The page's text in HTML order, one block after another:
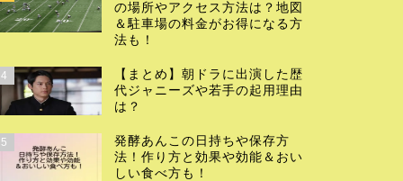
の場所やアクセス方法は？地図
＆駐車場の料金がお得になる方
法も！
4
【まとめ】朝ドラに出演した歴
代ジャニーズや若手の起用理由
は？
5
発酵あんこの日持ちや保存方
法！作り方と効果や効能＆おい
しい食べ方も！